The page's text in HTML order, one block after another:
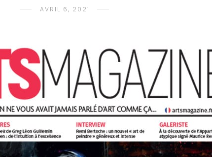
AVRIL 6, 2021